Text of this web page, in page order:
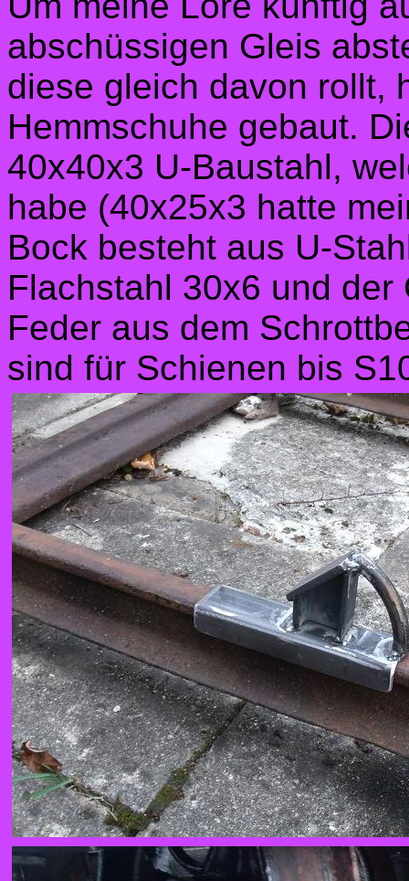
abschüssigen Gleis
diese gleich davon rollt,
Hemmschuhe gebaut.
40x40x3 U-Baustahl,
habe (40x25x3 hatte
Bock besteht aus U-
Flachstahl 30x6 und
Feder aus dem
sind für Schienen bis